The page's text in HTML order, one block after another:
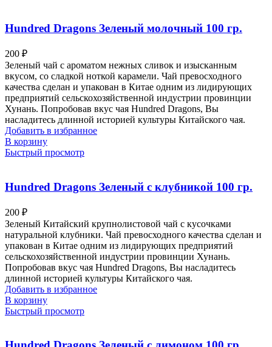
Hundred Dragons Зеленый молочный 100 гр.
200 ₽
Зеленый чай с ароматом нежных сливок и изысканным
вкусом, со сладкой ноткой карамели. Чай превосходного
качества сделан и упакован в Китае одним из лидирующих
предприятий сельскохозяйственной индустрии провинции
Хунань. Попробовав вкус чая Hundred Dragons, Вы
насладитесь длинной историей культуры Китайского чая.
Добавить в избранное
В корзину
Быстрый просмотр
Hundred Dragons Зеленый с клубникой 100 гр.
200 ₽
Зеленый Китайский крупнолистовой чай с кусочками
натуральной клубники. Чай превосходного качества сделан и
упакован в Китае одним из лидирующих предприятий
сельскохозяйственной индустрии провинции Хунань.
Попробовав вкус чая Hundred Dragons, Вы насладитесь
длинной историей культуры Китайского чая.
Добавить в избранное
В корзину
Быстрый просмотр